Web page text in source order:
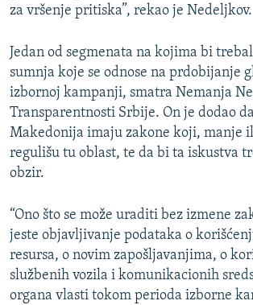
za vršenje pritiska”, rekao je Nedeljkov.
Jedan od segmenata na kojima bi
sumnja koje se odnose na prdobijanje
izbornoj kampanji, smatra Nemanja
Transparentnosti Srbije. On je dodao
Makedonija imaju zakone koji, manje
regulišu tu oblast, te da bi ta iskustva
obzir.
“Ono što se može uraditi bez izmene
jeste objavljivanje podataka o
resursa, o novim zapošljavanjima, o
službenih vozila i komunikacionih
organa vlasti tokom perioda izborne